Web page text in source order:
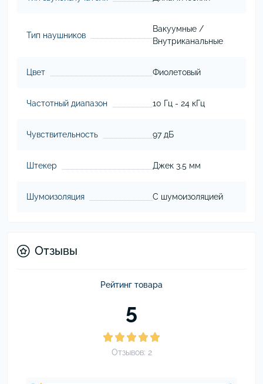
Тип наушников
Вакуумные /
Внутриканальные
Цвет Фиолетовый
Частотный диапазон 10 Гц - 24 кГц
Чувствительность 97 дБ
Штекер Джек 3.5 мм
Шумоизоляция С шумоизоляцией
Отзывы
Рейтинг товара
5
Отзывов: 2